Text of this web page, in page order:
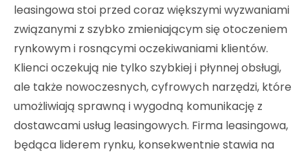
leasingowa stoi przed coraz większymi wyzwaniami
związanymi z szybko zmieniającym się otoczeniem
rynkowym i rosnącymi oczekiwaniami klientów.
Klienci oczekują nie tylko szybkiej i płynnej obsługi,
ale także nowoczesnych, cyfrowych narzędzi, które
umożliwiają sprawną i wygodną komunikację z
dostawcami usług leasingowych. Firma leasingowa,
będąca liderem rynku, konsekwentnie stawia na